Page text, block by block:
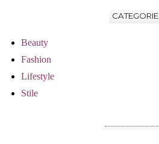
CATEGORIE
Beauty
Fashion
Lifestyle
Stile